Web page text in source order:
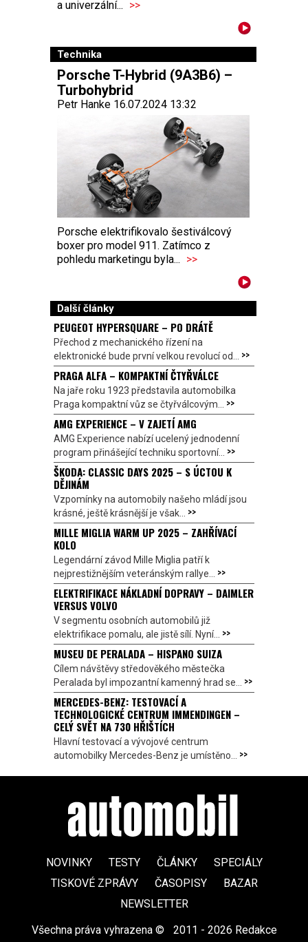
a univerzální... >>
Technika
Porsche T-Hybrid (9A3B6) –
Turbohybrid
Petr Hanke 16.07.2024 13:32
Porsche elektrifikovalo šestiválcový
boxer pro model 911. Zatímco z
pohledu marketingu byla... >>
Další články
PEUGEOT HYPERSQUARE – PO DRÁTĚ
Přechod z mechanického řízení na
elektronické bude první velkou revolucí od... >>
PRAGA ALFA – KOMPAKTNÍ ČTYŘVÁLCE
Na jaře roku 1923 představila automobilka
Praga kompaktní vůz se čtyřválcovým... >>
AMG EXPERIENCE – V ZAJETÍ AMG
AMG Experience nabízí ucelený jednodenní
program přinášející techniku sportovní... >>
ŠKODA: CLASSIC DAYS 2025 – S ÚCTOU K
DĚJINÁM
Vzpomínky na automobily našeho mládí jsou
krásné, ještě krásnější je však... >>
MILLE MIGLIA WARM UP 2025 – ZAHŘÍVACÍ
KOLO
Legendární závod Mille Miglia patří k
nejprestižnějším veteránským rallye... >>
ELEKTRIFIKACE NÁKLADNÍ DOPRAVY – DAIMLER
VERSUS VOLVO
V segmentu osobních automobilů již
elektrifikace pomalu, ale jistě sílí. Nyní... >>
MUSEU DE PERALADA – HISPANO SUIZA
Cílem návštěvy středověkého městečka
Peralada byl impozantní kamenný hrad se... >>
MERCEDES-BENZ: TESTOVACÍ A
TECHNOLOGICKÉ CENTRUM IMMENDINGEN –
CELÝ SVĚT NA 730 HŘIŠTÍCH
Hlavní testovací a vývojové centrum
automobilky Mercedes-Benz je umístěno... >>
NOVINKY TESTY ČLÁNKY
SPECIÁLY
TISKOVÉ ZPRÁVY
ČASOPISY
BAZAR
NEWSLETTER
Všechna práva vyhrazena ©
2011 - 2026 Redakce